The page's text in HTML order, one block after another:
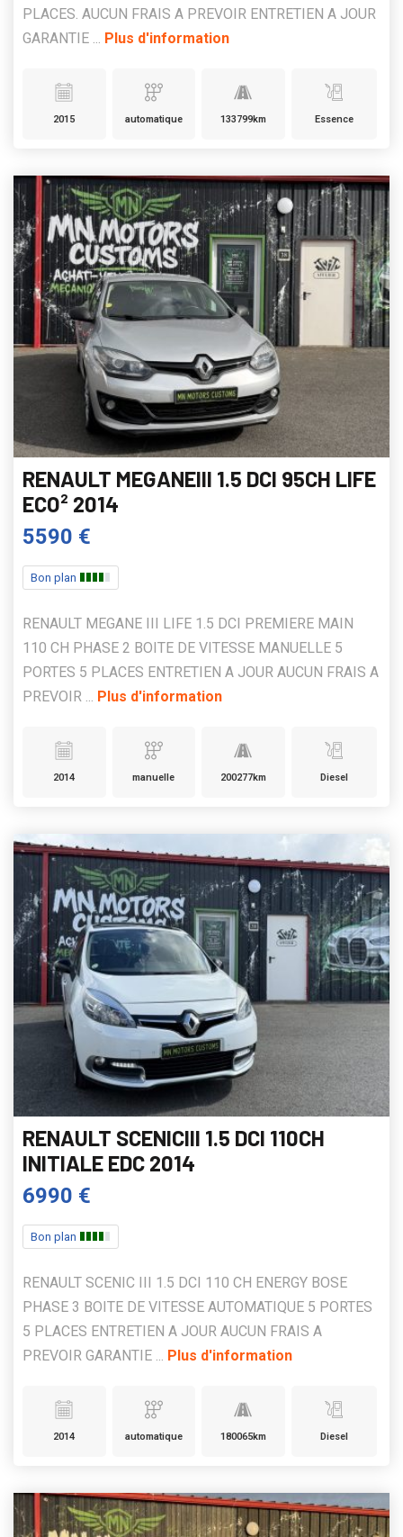
PLACES. AUCUN FRAIS A PREVOIR ENTRETIEN A JOUR
GARANTIE ... Plus d'information
2015 automatique 133799km Essence
RENAULT MEGANEIII 1.5 DCI 95CH LIFE
ECO² 2014
5590 €
Bon plan
RENAULT MEGANE III LIFE 1.5 DCI PREMIERE MAIN
110 CH PHASE 2 BOITE DE VITESSE MANUELLE 5
PORTES 5 PLACES ENTRETIEN A JOUR AUCUN FRAIS A
PREVOIR ... Plus d'information
2014 manuelle 200277km Diesel
RENAULT SCENICIII 1.5 DCI 110CH
INITIALE EDC 2014
6990 €
Bon plan
RENAULT SCENIC III 1.5 DCI 110 CH ENERGY BOSE
PHASE 3 BOITE DE VITESSE AUTOMATIQUE 5 PORTES
5 PLACES ENTRETIEN A JOUR AUCUN FRAIS A
PREVOIR GARANTIE ... Plus d'information
2014 automatique 180065km Diesel